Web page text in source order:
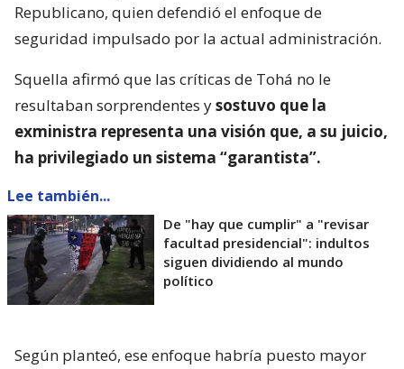
Republicano, quien defendió el enfoque de
seguridad impulsado por la actual administración.
Squella afirmó que las críticas de Tohá no le
resultaban sorprendentes ysostuvo que la
exministra representa una visión que, a su juicio,
ha privilegiado un sistema “garantista”.
Lee también...
De "hay que cumplir" a "revisar
facultad presidencial": indultos
siguen dividiendo al mundo
político
Según planteó, ese enfoque habría puesto mayor